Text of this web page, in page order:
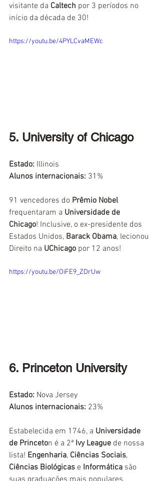
visitante da Caltech por 3 períodos no
início da década de 30!
https://youtu.be/4PYLCvaMEWc
5. University of Chicago
Estado: Illinois
Alunos internacionais: 31%
91 vencedores do Prêmio Nobel
frequentaram a Universidade de
Chicago! Inclusive, o ex-presidente dos
Estados Unidos, Barack Obama, lecionou
Direito na UChicago por 12 anos!
https://youtu.be/OiFE9_ZDrUw
6. Princeton University
Estado: Nova Jersey
Alunos internacionais: 23%
Estabelecida em 1746, a Universidade
de Princeton é a 2ª Ivy League de nossa
lista! Engenharia, Ciências Sociais,
Ciências Biológicas e Informática são